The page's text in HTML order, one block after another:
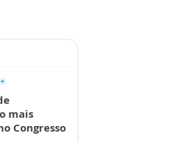
mais
Congresso